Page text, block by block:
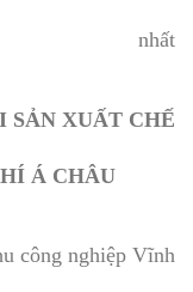
nhất
SẢN XUẤT CHẾ
Á CHÂU
công nghiệp Vĩnh